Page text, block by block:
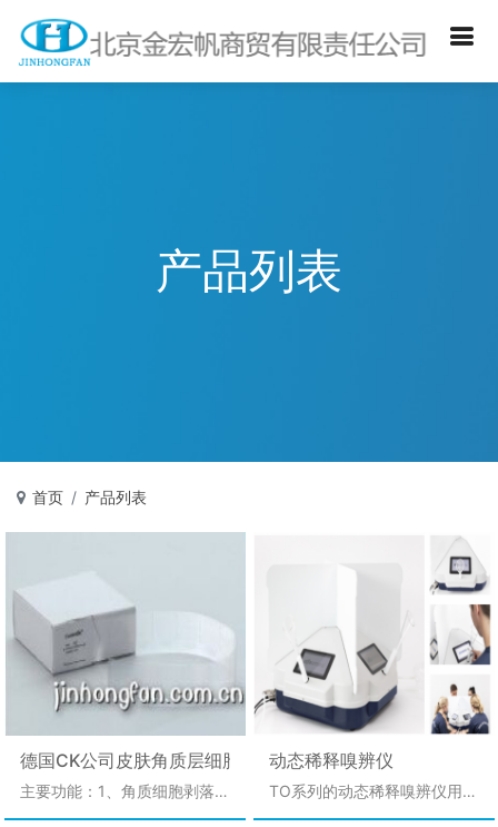
产品列表
首页 产品列表
德国CK公司皮肤角质层细胞剥落测试膜 Corneofix F20
主要功能：1、角质细胞剥落
2、皮肤鳞屑度显示皮肤水油
动态稀释嗅辨仪
TO系列的动态稀释嗅辨仪用于
人类感官角度评估产品或原材